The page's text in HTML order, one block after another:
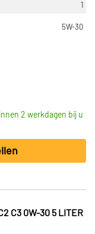
1
5W-30
2 werkdagen bij u
C3 0W-30 5 LITER